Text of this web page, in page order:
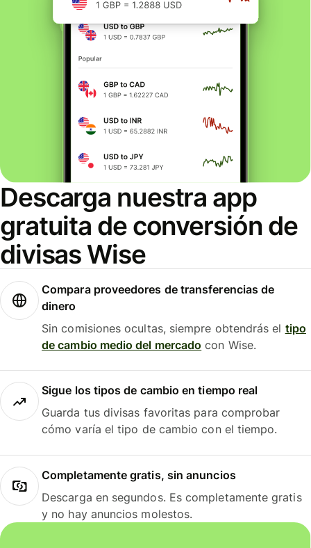
Descarga nuestra app
gratuita de conversión de
divisas Wise
Compara proveedores de transferencias de
dinero
Sin comisiones ocultas, siempre obtendrás el tipo
de cambio medio del mercado con Wise.
Sigue los tipos de cambio en tiempo real
Guarda tus divisas favoritas para comprobar
cómo varía el tipo de cambio con el tiempo.
Completamente gratis, sin anuncios
Descarga en segundos. Es completamente gratis
y no hay anuncios molestos.